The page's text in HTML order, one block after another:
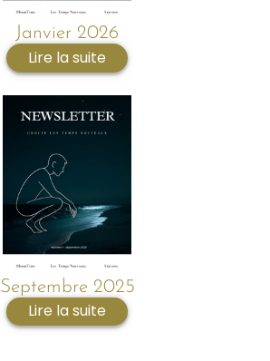
Janvier 2026
Lire la suite
Septembre 2025
Lire la suite